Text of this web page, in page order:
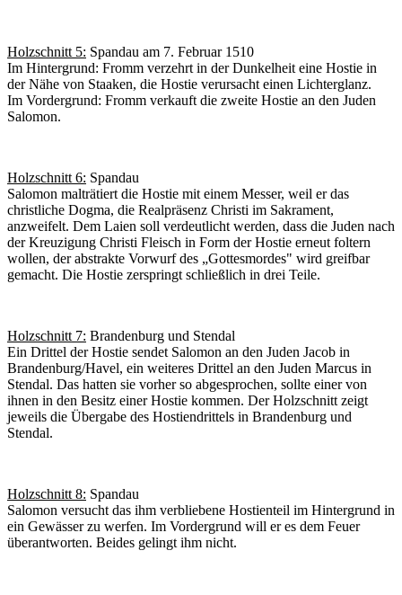
Holzschnitt 5: Spandau am 7. Februar 1510
Im Hintergrund: Fromm verzehrt in der Dunkelheit eine Hostie in
der Nähe von Staaken, die Hostie verursacht einen Lichterglanz.
Im Vordergrund: Fromm verkauft die zweite Hostie an den Juden
Salomon.
Holzschnitt 6: Spandau
Salomon malträtiert die Hostie mit einem Messer, weil er das
christliche Dogma, die Realpräsenz Christi im Sakrament,
anzweifelt. Dem Laien soll verdeutlicht werden, dass die Juden nach
der Kreuzigung Christi Fleisch in Form der Hostie erneut foltern
wollen, der abstrakte Vorwurf des „Gottesmordes" wird greifbar
gemacht. Die Hostie zerspringt schließlich in drei Teile.
Holzschnitt 7: Brandenburg und Stendal
Ein Drittel der Hostie sendet Salomon an den Juden Jacob in
Brandenburg/Havel, ein weiteres Drittel an den Juden Marcus in
Stendal. Das hatten sie vorher so abgesprochen, sollte einer von
ihnen in den Besitz einer Hostie kommen. Der Holzschnitt zeigt
jeweils die Übergabe des Hostiendrittels in Brandenburg und
Stendal.
Holzschnitt 8: Spandau
Salomon versucht das ihm verbliebene Hostienteil im Hintergrund in
ein Gewässer zu werfen. Im Vordergrund will er es dem Feuer
überantworten. Beides gelingt ihm nicht.